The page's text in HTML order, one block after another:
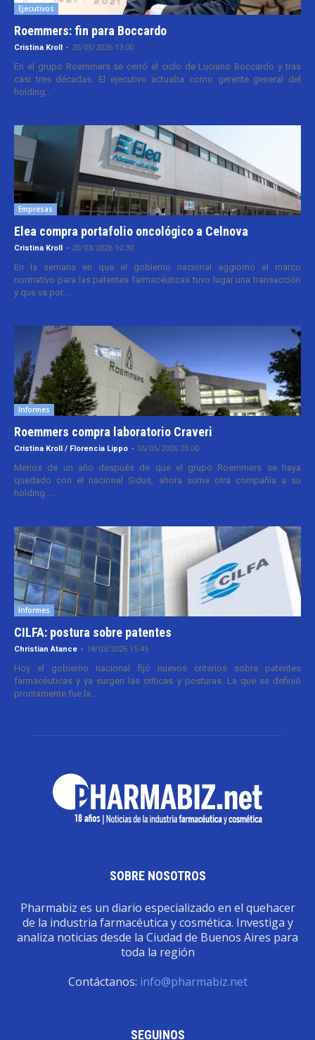
Ejecutivos
Roemmers: fin para Boccardo
Cristina Kroll - 20/05/2026 13:00
En el grupo Roemmers se cerró el ciclo de Luciano Boccardo y tras
casi tres décadas. El ejecutivo actuaba como gerente general del
holding...
Empresas
Elea compra portafolio oncológico a Celnova
Cristina Kroll - 20/03/2026 10:30
En la semana en que el gobierno nacional aggiornó el marco
normativo para las patentes farmacéuticas tuvo lugar una transacción
y que va por...
Informes
Roemmers compra laboratorio Craveri
Cristina Kroll / Florencia Lippo - 05/05/2026 20:00
Menos de un año después de que el grupo Roemmers se haya
quedado con el nacional Sidus, ahora suma otra compañía a su
holding....
Informes
CILFA: postura sobre patentes
Christian Atance - 18/03/2026 15:45
Hoy el gobierno nacional fijó nuevos criterios sobre patentes
farmacéuticas y ya surgen las críticas y posturas. La que se definió
prontamente fue la...
SOBRE NOSOTROS
Pharmabiz es un diario especializado en el quehacer
de la industria farmacéutica y cosmética. Investiga y
analiza noticias desde la Ciudad de Buenos Aires para
toda la región
Contáctanos: info@pharmabiz.net
SEGUINOS